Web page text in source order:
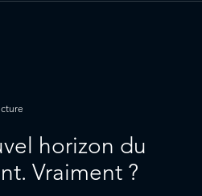
horizon du
Vraiment ?